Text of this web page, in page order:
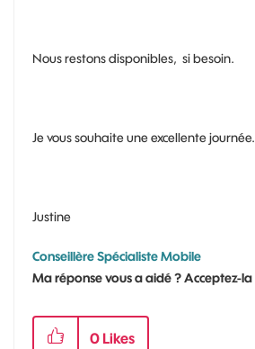
Nous restons disponibles, si besoin.
Je vous souhaite une excellente journée.
Justine
Conseillère Spécialiste Mobile
Ma réponse vous a aidé ? Acceptez-
0 Likes